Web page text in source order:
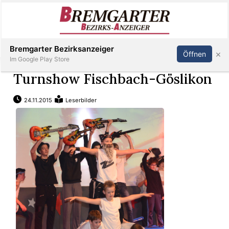
Immobilien
Veranstaltungen
Stellen
E-
Paper
Newsletter
Inserieren Abonnieren Anmelden
Turnshow Fischbach-Göslikon
24.11.2015 Leserbilder
Bremgarter Bezirksanzeiger
Im Google Play Store
Öffnen ×